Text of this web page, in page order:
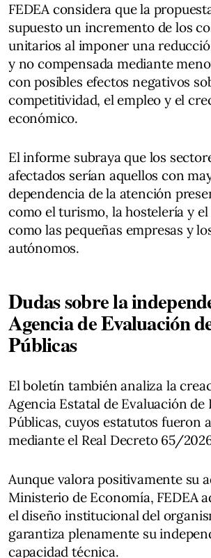
FEDEA considera que la
supuesto un incremento de los
unitarios al imponer una
y no compensada mediante
con posibles efectos negativos
competitividad, el empleo y el
económico.
El informe subraya que los
afectados serían aquellos con
dependencia de la atención
como el turismo, la hostelería y
como las pequeñas empresas y
autónomos.
Dudas sobre la
Agencia de Evaluación
Públicas
El boletín también analiza la
Agencia Estatal de Evaluación de
Públicas, cuyos estatutos fueron
mediante el Real Decreto 65/
Aunque valora positivamente su
Ministerio de Economía, FEDEA
el diseño institucional del
garantiza plenamente su
capacidad técnica.